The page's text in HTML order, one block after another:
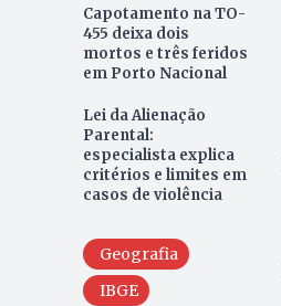
Capotamento na TO-
455 deixa dois
mortos e três feridos
em Porto Nacional
Lei da Alienação
Parental:
especialista explica
critérios e limites em
casos de violência
Geografia
IBGE